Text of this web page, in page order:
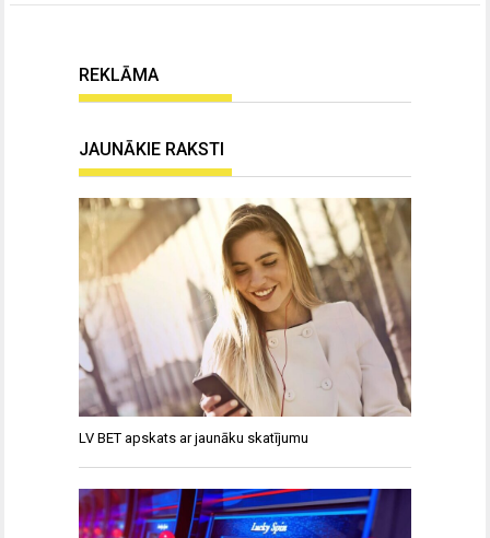
REKLĀMA
JAUNĀKIE RAKSTI
LV BET apskats ar jaunāku skatījumu